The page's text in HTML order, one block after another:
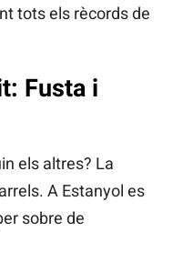
tots els rècords de
Fusta i
els altres? La
A Estanyol es
sobre de